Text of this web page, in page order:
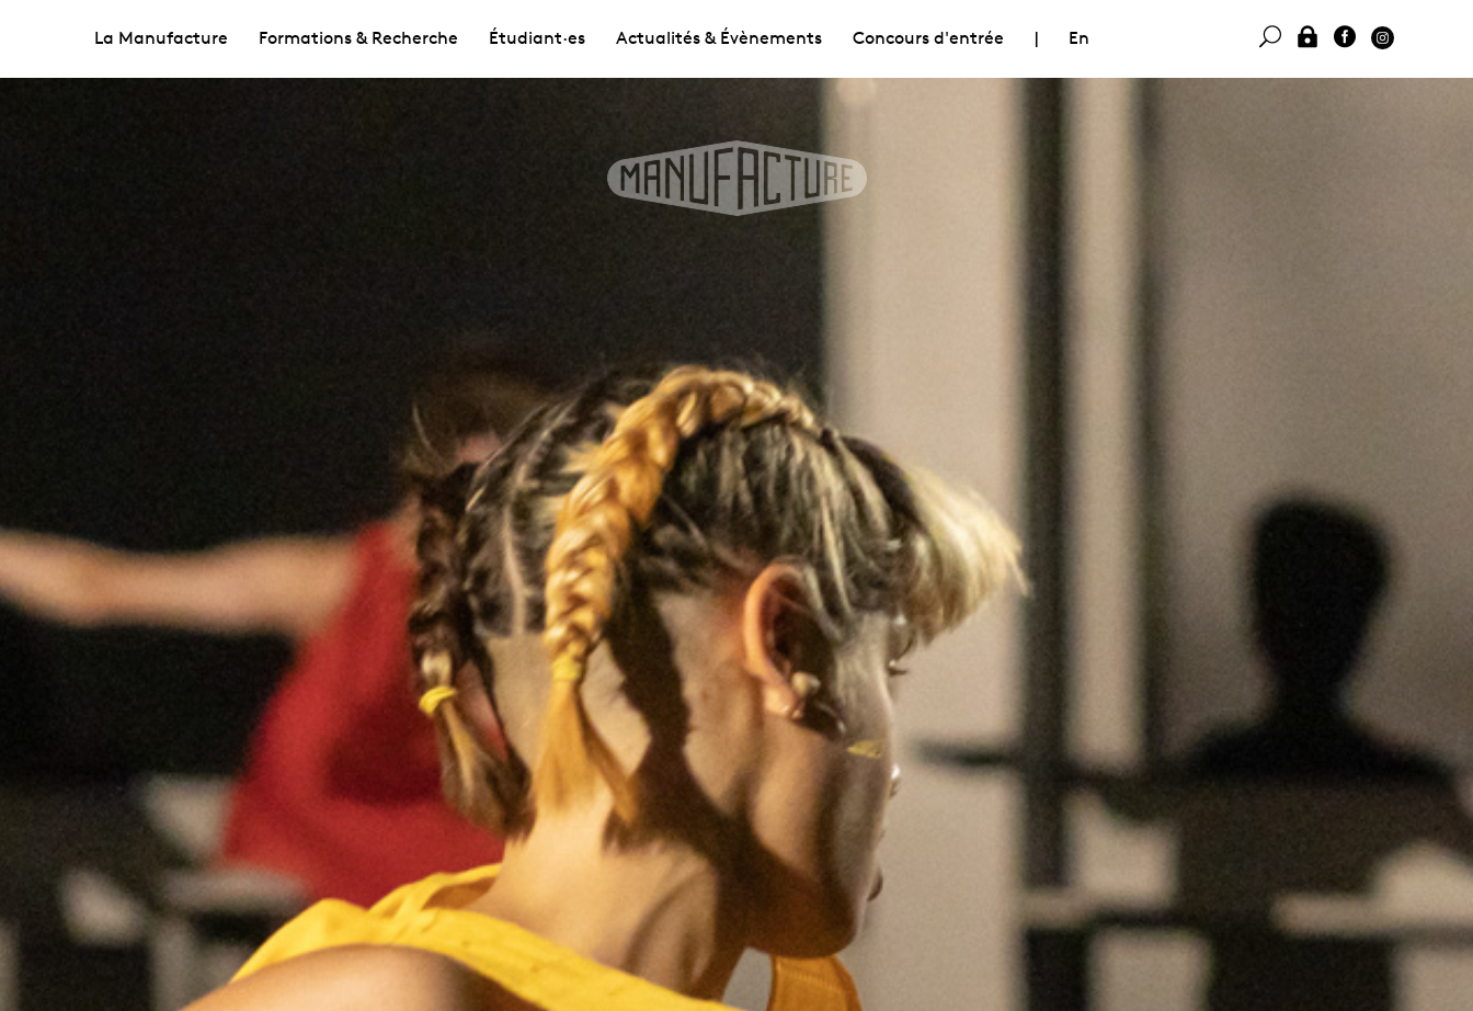
La Manufacture Formations & Recherche Étudiant·es Actualités & Évènements Concours d'entrée | En